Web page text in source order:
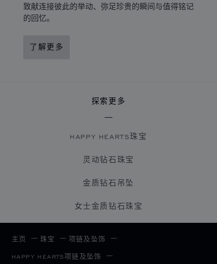
致献连接彼此的举动、弥足珍贵的瞬间与值得铭记
的回忆。
了解更多
探索更多
HAPPY HEARTS珠宝
灵动钻石珠宝
金质钻石吊坠
女士金质钻石珠宝
主页 珠宝 项链及坠饰
HAPPY HEARTS项链及坠饰